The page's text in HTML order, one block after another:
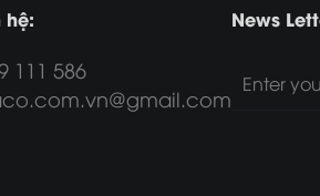
hệ:
111 586
News